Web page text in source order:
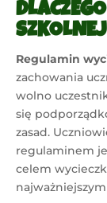
Regulamin
zachowania
wolno
się
zasad.
regulaminem
celem